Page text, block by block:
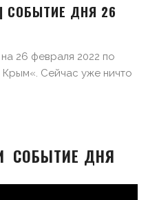
ДНЯ 26
26 февраля 2022 по
Сейчас уже ничто
СОБЫТИЕ ДНЯ